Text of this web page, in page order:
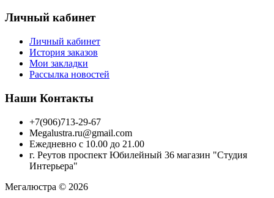
Личный кабинет
Личный кабинет
История заказов
Мои закладки
Рассылка новостей
Наши Контакты
+7(906)713-29-67
Megalustra.ru@gmail.com
Ежедневно с 10.00 до 21.00
г. Реутов проспект Юбилейный 36 магазин "Студия
Интерьера"
Мегалюстра © 2026